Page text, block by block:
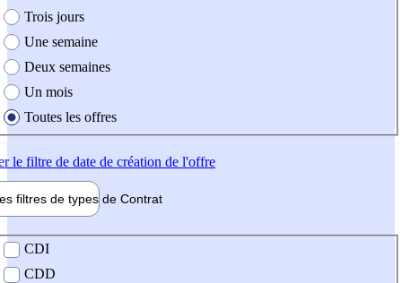
Trois jours
Une semaine
Deux semaines
Un mois
Toutes les offres
le filtre de date de création de l'offre
filtres de types de Contrat
contrat
CDI
CDD